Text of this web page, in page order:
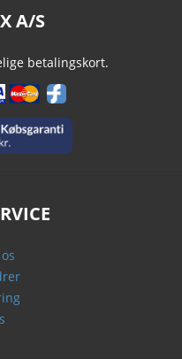
A/S
betalingskort.